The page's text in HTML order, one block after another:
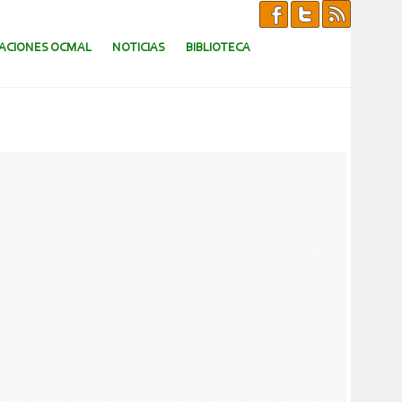
OCMAL NOTICIAS BIBLIOTECA